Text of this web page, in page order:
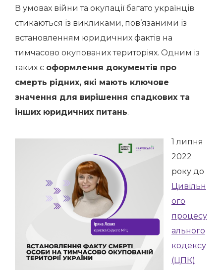
В умовах війни та окупації багато українців
стикаються із викликами, пов’язаними із
встановленням юридичних фактів на
тимчасово окупованих територіях. Одним із
таких є оформлення документів про
смерть рідних, які мають ключове
значення для вирішення спадкових та
інших юридичних питань.
1 липня
2022
року до
Цивільн
ого
процесу
ального
кодексу
(ЦПК)